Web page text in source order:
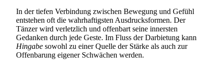
In der tiefen Verbindung zwischen Bewegung und Gefühl
entstehen oft die wahrhaftigsten Ausdrucksformen. Der
Tänzer wird verletzlich und offenbart seine innersten
Gedanken durch jede Geste. Im Fluss der Darbietung kann
Hingabe sowohl zu einer Quelle der Stärke als auch zur
Offenbarung eigener Schwächen werden.